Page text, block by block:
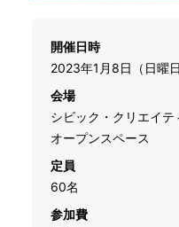
開催日時
2023年1月8日（日曜
会場
シビック・クリエイテ
オープンスペース
定員
60名
参加費